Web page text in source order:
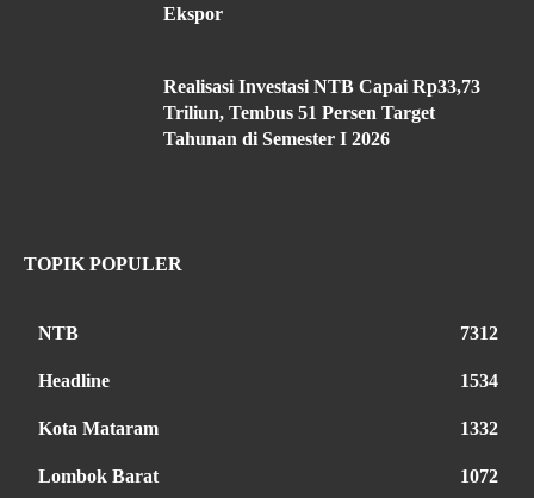
Ekspor
Realisasi Investasi NTB Capai Rp33,73
Triliun, Tembus 51 Persen Target
Tahunan di Semester I 2026
TOPIK POPULER
NTB 7312
Headline 1534
Kota Mataram 1332
Lombok Barat 1072